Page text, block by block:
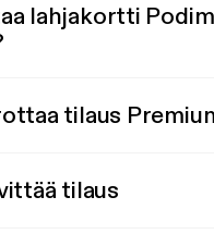
lahjakortti
tilaus
tilaus